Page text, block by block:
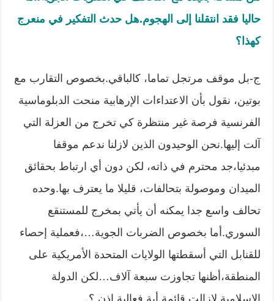
حاليا فقد انتقلنا إلى الهجوم.هل حدث التفكير في منعرج
كهذا؟
ج-بل موقف مرتجل تماما، كالباقي.بخصوص التقارب مع
بوتين، نقول بأن الاعتداءات الإرهابية منحت الدبلوماسية
الفرنسية فرصة غير منتظرة كي تخرج من العزلة التي
آلت إليها.نحن الوحيدون الذين لازلنا ندعم موقفا
مبدئيا،جد محترم في ذاته، لكن دون أي ارتباط بحقائق
الميدان وموصولة بتحالفات، قليلا ما يعترف بها.وحده
تحالف واسع جدا يمكنه أن يأتي بمخرج للمستنقع
السوري.أما بخصوص الضربات الجوية…،فعملية إحصاء
للقنابل التي أسقطتها الولايات المتحدة الأمريكية على
المنطقة،أظنها تجاوزت سبعة آلاف…لكن الدولة